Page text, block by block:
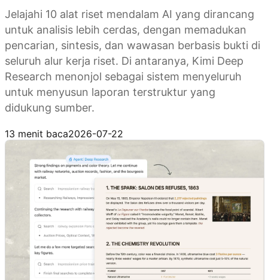
Jelajahi 10 alat riset mendalam AI yang dirancang
untuk analisis lebih cerdas, dengan memadukan
pencarian, sintesis, dan wawasan berbasis bukti di
seluruh alur kerja riset. Di antaranya, Kimi Deep
Research menonjol sebagai sistem menyeluruh
untuk menyusun laporan terstruktur yang
didukung sumber.
13 menit baca2026-07-22